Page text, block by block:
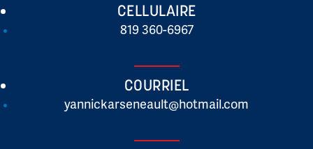
CELLULAIRE
819 360-6967
COURRIEL
yannickarseneault@hotmail.com